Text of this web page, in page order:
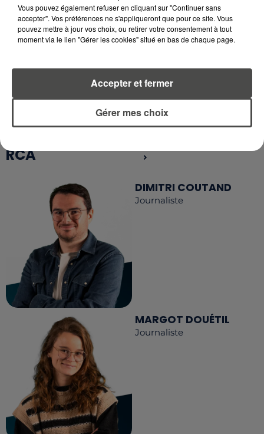
RETROUVEZ TOUTE L'ACTU DE LA RÉGION ET
EN TÉLÉCHARGEANT L'APPLICATION MOBILE
RCA
RCA
DIMITRI COUTAND
Journaliste
MARGOT DOUÉTIL
Journaliste
Vous pouvez également refuser en cliquant sur "Continuer sans
accepter". Vos préférences ne s'appliqueront que pour ce site. Vous
pouvez mettre à jour vos choix, ou retirer votre consentement à tout
moment via le lien "Gérer les cookies" situé en bas de chaque page.
Gérer mes choix
Accepter et fermer